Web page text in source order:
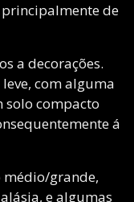
de
a decorações.
com alguma
solo compacto
á
médio/grande,
e algumas